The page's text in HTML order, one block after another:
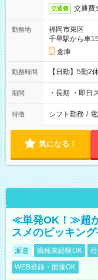
交通費 交通費
勤務地
福岡市東区
千早駅から車
倉庫
勤務時間 【日勤】5勤2
期間 ・長期 ・即日
特徴 シフト勤務 /
気になる！
≪単発OK！≫超
スメのピッキン
派遣 職種未経験OK
WEB登録・面接OK